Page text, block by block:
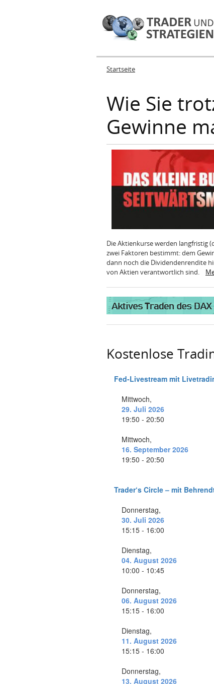
Sie sind hier
Startseite
Wie Sie
Gewinne
Die Aktienkurse werden langfristig
zwei Faktoren bestimmt: dem
dann noch die Dividendenrendite
von Aktien verantwortlich sind.
Kostenlose